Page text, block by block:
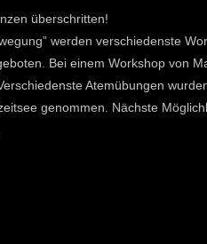
überschritten!
werden verschiedenste
Bei einem Workshop von
Atemübungen
genommen. Nächste